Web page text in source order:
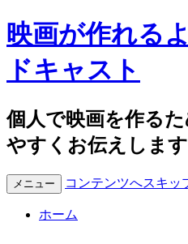
映画が作れる
ドキャスト
個人で映画を作る
やすくお伝えします
メニュー コンテンツへスキッ
ホーム